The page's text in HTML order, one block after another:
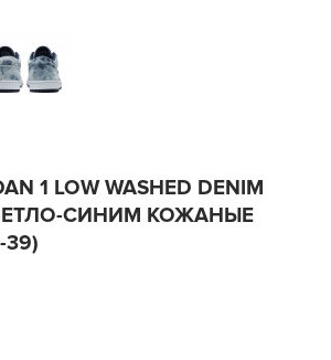
1 LOW WASHED DENIM
СИНИМ КОЖАНЫЕ